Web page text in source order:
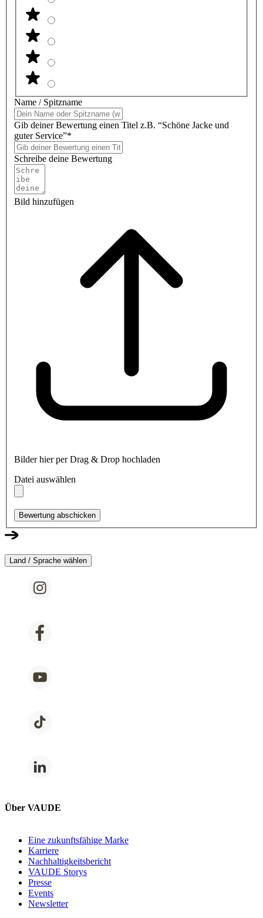
Name / Spitzname
Gib deiner Bewertung einen Titel z.B. “Schöne Jacke und
guter Service”*
Schreibe deine Bewertung
Bild hinzufügen
Bilder hier per Drag & Drop hochladen
Datei auswählen
Bewertung abschicken
Land / Sprache wählen
Über VAUDE
Eine zukunftsfähige Marke
Karriere
Nachhaltigkeitsbericht
VAUDE Storys
Presse
Events
Newsletter